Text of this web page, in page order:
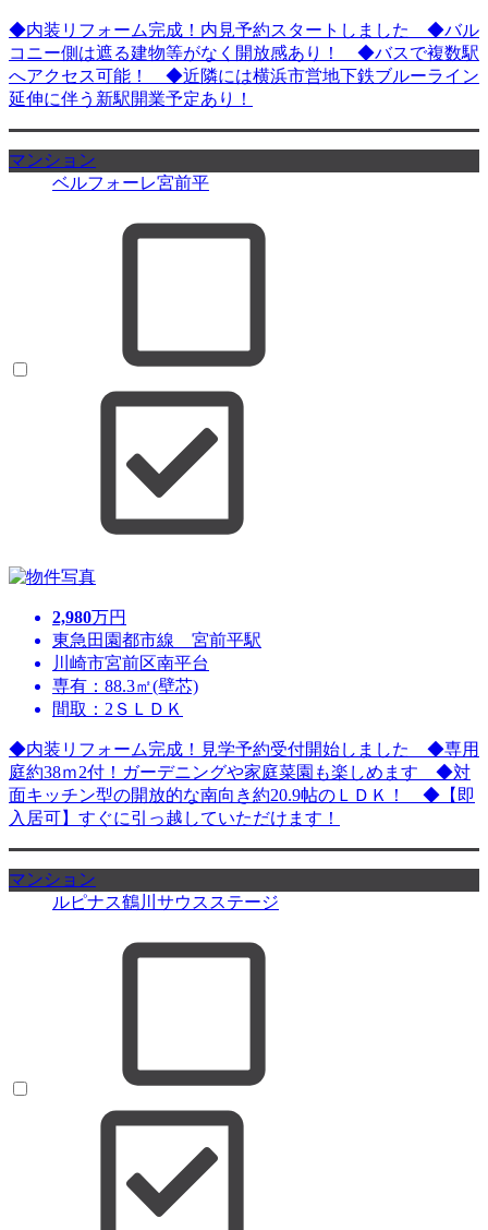
◆内装リフォーム完成！内見予約スタートしました ◆バル
コニー側は遮る建物等がなく開放感あり！ ◆バスで複数駅
へアクセス可能！ ◆近隣には横浜市営地下鉄ブルーライン
延伸に伴う新駅開業予定あり！
マンション
ベルフォーレ宮前平
2,980万円
東急田園都市線 宮前平駅
川崎市宮前区南平台
専有：88.3㎡(壁芯)
間取：2ＳＬＤＫ
◆内装リフォーム完成！見学予約受付開始しました ◆専用
庭約38ｍ2付！ガーデニングや家庭菜園も楽しめます ◆対
面キッチン型の開放的な南向き約20.9帖のＬＤＫ！ ◆【即
入居可】すぐに引っ越していただけます！
マンション
ルピナス鶴川サウスステージ